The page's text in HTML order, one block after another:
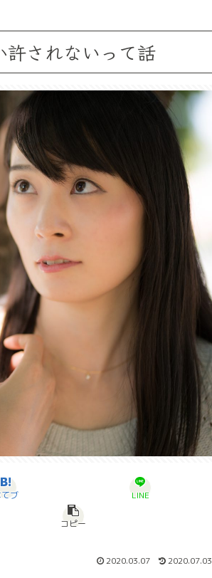
許されないって話
ブ LINE
コピー
2020.03.07 2020.07.03